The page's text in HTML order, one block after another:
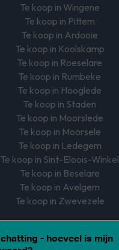
Te koop in Wingene
Te koop in Pittem
Te koop in Ardooie
Te koop in Koolskamp
Te koop in Roeselare
Te koop in Rumbeke
Te koop in Hooglede
Te koop in Staden
Te koop in Moorslede
Te koop in Moorsele
Te koop in Ledegem
Te koop in Sint-Eloois-Winkel
Te koop in Beselare
Te koop in Avelgem
Te koop in Zwevezele